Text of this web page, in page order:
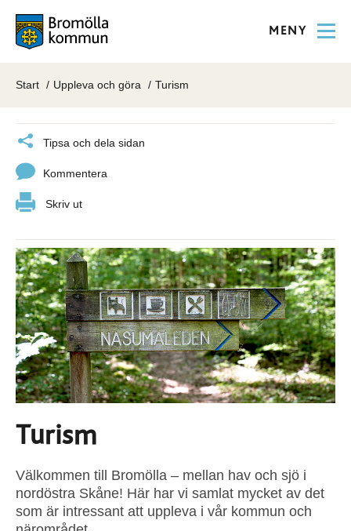
MENY
Start Uppleva och göra Turism
Tipsa och dela sidan
Kommentera
Skriv ut
Turism
Välkommen till Bromölla – mellan hav och sjö i
nordöstra Skåne! Här har vi samlat mycket av det
som är intressant att uppleva i vår kommun och